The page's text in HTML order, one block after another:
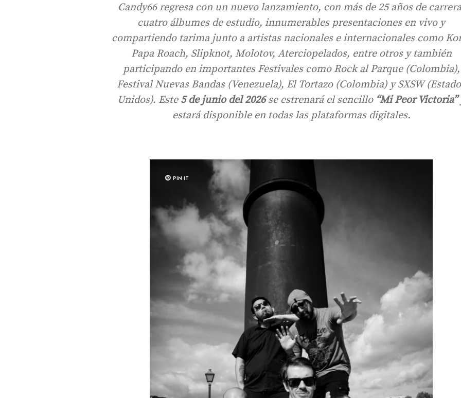
flecha
arriba/
para
o
Candy66 regresa con un nuevo lanzamiento, con más de 25 años de
cuatro álbumes de estudio, innumerables presentaciones en vivo y
compartiendo tarima junto a artistas nacionales e internacionales como
Papa Roach, Slipknot, Molotov, Aterciopelados, entre otros y también
participando en importantes Festivales como Rock al Parque (Colombia),
Festival Nuevas Bandas (Venezuela), El Tortazo (Colombia) y SXSW
Unidos). Este 5 de junio del 2026se estrenará el sencillo “Mi Peor Victoria”
estará disponible en todas las plataformas digitales.
PIN IT